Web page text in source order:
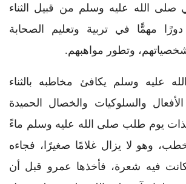
صلى الله عليه وسلم من قبيل الثناء
دورًا مهمًّا في تربية وتعليم الصحابة
وتطور مواهبهم.
عليه وسلم يكافئ مخاطبه بالثناء
والسلوكيات والخصال الحميدة
فذات يوم طلب صلى الله عليه وسلم ماءً
وهو لا يزال غلامًا صغيرًا، فجاءه
فيه شعرة، فأخذها عمرو قبل أن